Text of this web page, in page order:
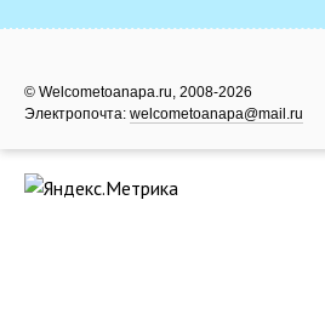
© Welcometoanapa.ru, 2008-2026
Электропочта: welcometoanapa@mail.ru